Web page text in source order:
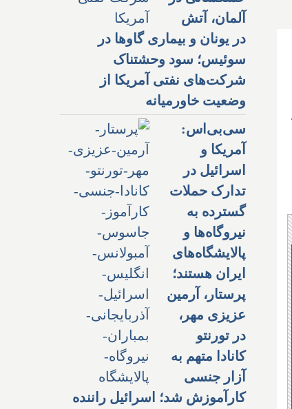
آلمان، آتش
در یونان و بیماری گاوها در
سوئیس؛ سود وحشتناک
شرکت‌های نفتی آمریکا از
وضعیت خاورمیانه
سی‌بی‌اس:
آمریکا و
اسرائیل در
تدارک حملات
گسترده به
نیروگاه‌ها و
پالایشگاه‌های
ایران هستند؛
پرستار، آرمین
عزیزی مهر،
در تورنتو
کانادا متهم به
آزار جنسی
کارآموزش شد؛ اسرائیل راننده